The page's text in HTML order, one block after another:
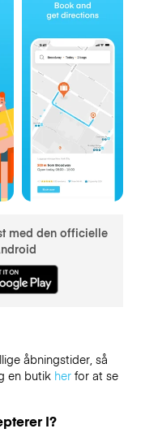
med den officielle
åbningstider, så
en butik herfor at se
I?